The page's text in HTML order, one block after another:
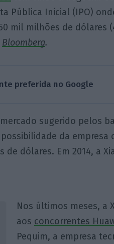
Pública Inicial (IPO)
mil milhões de dólares
Bloomberg.
preferida no Google
sugerido pelos
da empresa
de dólares. Em 2014, a
Nos últimos meses, a
aos concorrentes
Pequim, a empresa